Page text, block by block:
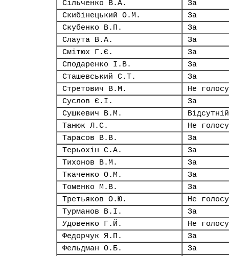
Сільченко В.А.
За
Скибінецький О.М.
За
Скубенко В.П.
За
Слаута В.А.
За
Смітюх Г.Є.
За
Сподаренко І.В.
За
Сташевський С.Т.
За
Стретович В.М.
Не
Суслов Є.І.
За
Сушкевич В.М.
Відсутній
Танюк Л.С.
Не
Тарасов В.В.
За
Терьохін С.А.
За
Тихонов В.М.
За
Ткаченко О.М.
За
Томенко М.В.
За
Третьяков О.Ю.
Не
Турманов В.І.
За
Удовенко Г.Й.
Не
Федорчук Я.П.
За
Фельдман О.Б.
За